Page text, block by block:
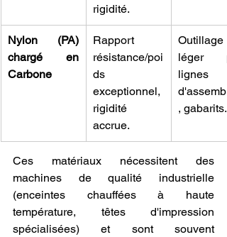
rigidité.
Nylon (PA)
chargé en
Carbone
Rapport
résistance/poi
ds
exceptionnel,
rigidité
accrue.
Outillage
léger
lignes
, gabarits.
Ces matériaux nécessitent des
machines de qualité industrielle
(enceintes chauffées à haute
température, têtes d'impression
spécialisées) et sont souvent